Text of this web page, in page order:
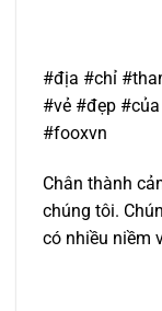
#địa #chỉ
#vẻ #đẹp
#fooxvn
Chân thành
chúng tôi.
có nhiều niềm